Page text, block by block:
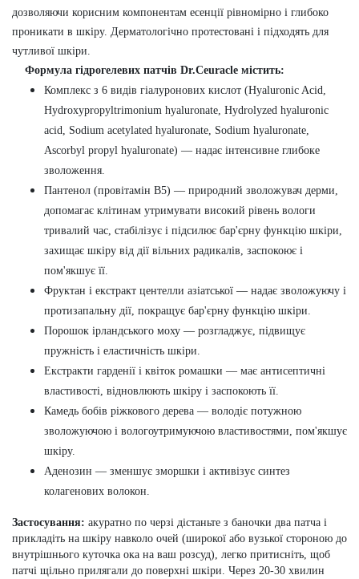
дозволяючи корисним компонентам есенції рівномірно і глибоко
проникати в шкіру. Дерматологічно протестовані і підходять для
чутливої ​​шкіри.
Формула гідрогелевих патчів Dr.Ceuracle містить:
Комплекс з 6 видів гіалуронових кислот (Hyaluronic Acid,
Hydroxypropyltrimonium hyaluronate, Hydrolyzed hyaluronic
acid, Sodium acetylated hyaluronate, Sodium hyaluronate,
Ascorbyl propyl hyaluronate) — надає інтенсивне глибоке
зволоження.
Пантенол (провітамін B5) — природний зволожувач дерми,
допомагає клітинам утримувати високий рівень вологи
тривалий час, стабілізує і підсилює бар'єрну функцію шкіри,
захищає шкіру від дії вільних радикалів, заспокоює і
пом'якшує її.
Фруктан і екстракт центелли азіатської — надає зволожуючу і
протизапальну дії, покращує бар'єрну функцію шкіри.
Порошок ірландського моху — розгладжує, підвищує
пружність і еластичність шкіри.
Екстракти гарденії і квіток ромашки — має антисептичні
властивості, відновлюють шкіру і заспокоють її.
Камедь бобів ріжкового дерева — володіє потужною
зволожуючою і вологоутримуючою властивостями, пом'якшує
шкіру.
Аденозин — зменшує зморшки і активізує синтез
колагенових волокон.
Застосування: акуратно по черзі дістаньте з баночки два патча і
прикладіть на шкіру навколо очей (широкої або вузької стороною до
внутрішнього куточка ока на ваш розсуд), легко притисніть, щоб
патчі щільно прилягали до поверхні шкіри. Через 20-30 хвилин